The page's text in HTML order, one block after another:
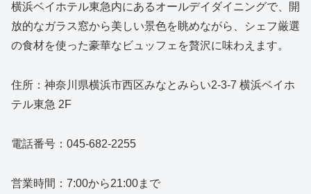
横浜ベイホテル東急内にあるオールデイダイニングで、開
放的なガラス窓から美しい景色を眺めながら、シェフ厳選
の食材を使った豪華なビュッフェを贅沢に味わえます。
住所：神奈川県横浜市西区みなとみらい2-3-7 横浜ベイホ
テル東急 2F
電話番号：045-682-2255
営業時間：7:00から21:00まで